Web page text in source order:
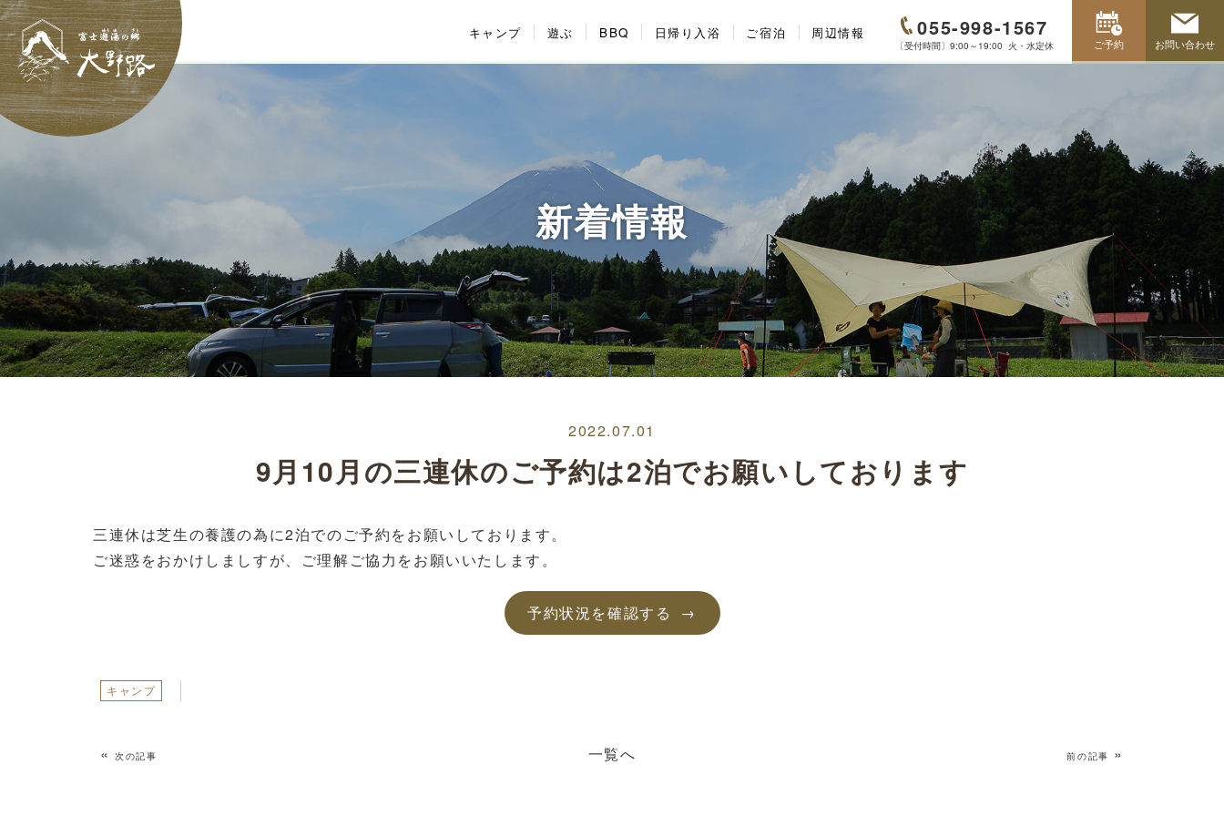
キャンプ 遊ぶ BBQ 日帰り入浴 ご宿泊 周辺情報 055-998-1567
〔受付時間〕9:00～19:00 火・水定休 ご予約 お問い合わせ
新着情報
2022.07.01
9月10月の三連休のご予約は2泊でお願いしております
三連休は芝生の養護の為に2泊でのご予約をお願いしております。
ご迷惑をおかけしましすが、ご理解ご協力をお願いいたします。
予約状況を確認する
キャンプ
«次の記事 一覧へ 前の記事 »